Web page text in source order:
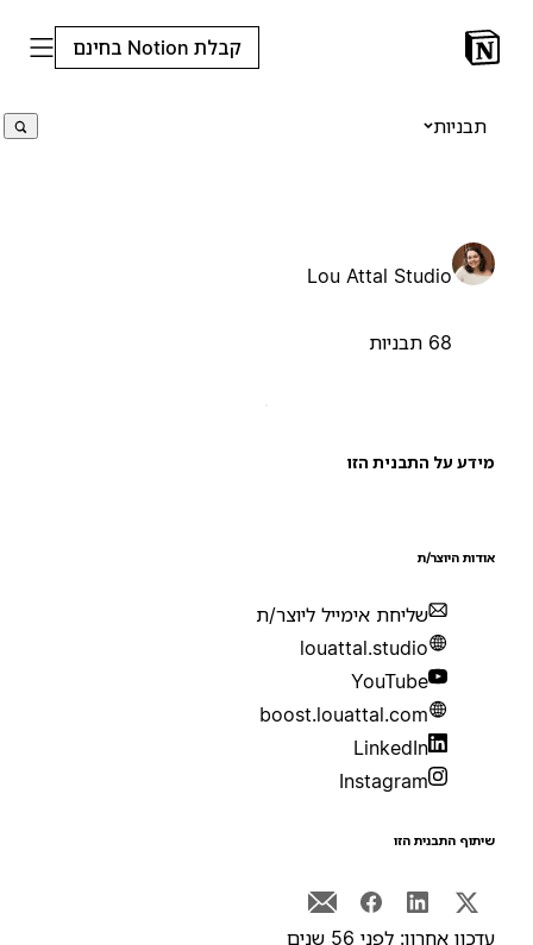
קבלת Notion בחינם
תבניות
Lou Attal Studio
על התבנית הזו
היוצר/ת
שליחת אימייל ליוצר/ת
louattal.studio
YouTube
boost.louattal.com
LinkedIn
Instagram
התבנית הזו
אחרון: לפני 56 שנים